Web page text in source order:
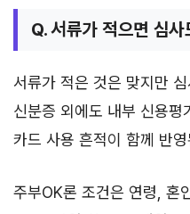
Q. 서류가 적으면 심
서류가 적은 것은 맞지만
신분증 외에도 내부 신용평
카드 사용 흔적이 함께 반영
주부OK론 조건은 연령, 혼